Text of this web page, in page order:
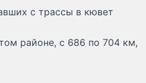
с трассы в кювет
районе, с 686 по 704 км,